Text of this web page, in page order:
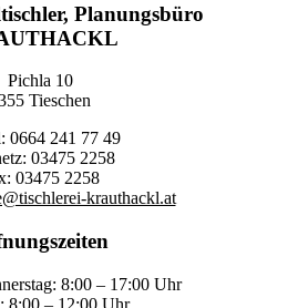
Planungsbüro
Pichla 10
Tieschen
0664 241 77 49
03475 2258
03475 2258
krauthackl.at
8:00 – 17:00 Uhr
8:00 – 12:00 Uhr